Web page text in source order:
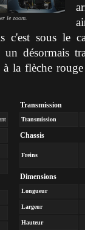
le zoom.
c'est sous le
désormais
à la flèche
Transmission
Transmission
Chassis
Freins
Dimensions
Longueur
Largeur
Hauteur